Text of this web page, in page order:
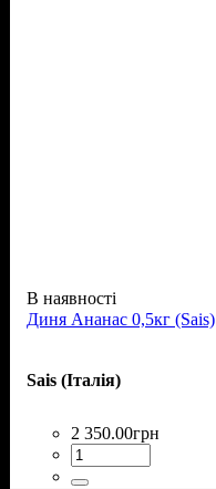
В наявності
Диня Ананас 0,5кг (Sais)
Sais (Італія)
2 350.00грн